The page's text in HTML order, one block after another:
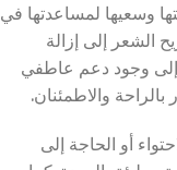
وسعيها لمساعدتها في
الشعر إلى إزالة
إلى وجود دعم عاطفي
والاطمئنان.
أو الحاجة إلى